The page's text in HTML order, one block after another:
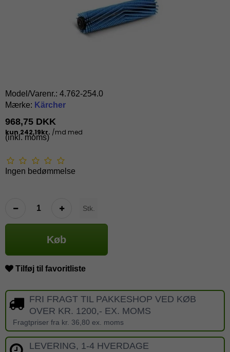
Model/Varenr.: 4.762-254.0
Mærke: Kärcher
968,75 DKK
(inkl. moms)
Ingen bedømmelse
Stk.
Køb
Tilføj til favoritliste
FRI FRAGT TIL PAKKESHOP VED KØB
OVER KR. 1200,- EX. MOMS
Fragtpriser fra kr. 36,80 ex. moms
LEVERING, 1-4 HVERDAGE